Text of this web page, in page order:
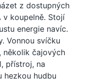
z dostupných
v koupelně. Stojí
energie navíc.
Vonnou svíčku
několik čajových
přístroj, na
hezkou hudbu